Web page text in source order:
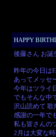
HAPPY
後藤さん お誕
昨年の今日は
あってメッセ
今年はツライ
でもそんな中
沢山読めて 歌
感謝の一年で
私も皆さんの
2月は大変な